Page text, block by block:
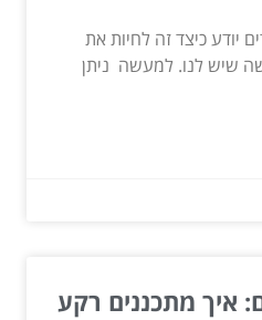
יודע כיצד זה לחיות את
שיש לנו. למעשה ניתן
איך מתכננים רקע